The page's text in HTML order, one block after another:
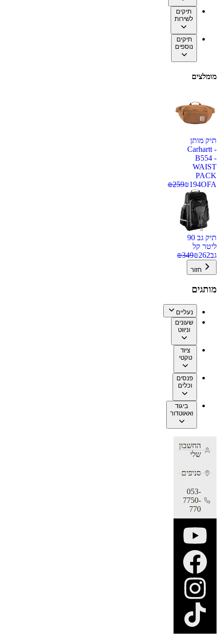
תיקים
לשירות
תיקים
נוספים
מומלצים
תיק מותן
Carhartt -
B554 -
WAIST
PACK
OFA
₪194
₪259
תיק גב 90
ליטר קל
גב
₪262
₪349
חזור
מותגים
נעליים
שעונים
וניווט
ציוד
טקטי
פנסים
וכלים
ביגוד
ואאוטדור
החשבון
שלי
סניפים
053-
7750-
770